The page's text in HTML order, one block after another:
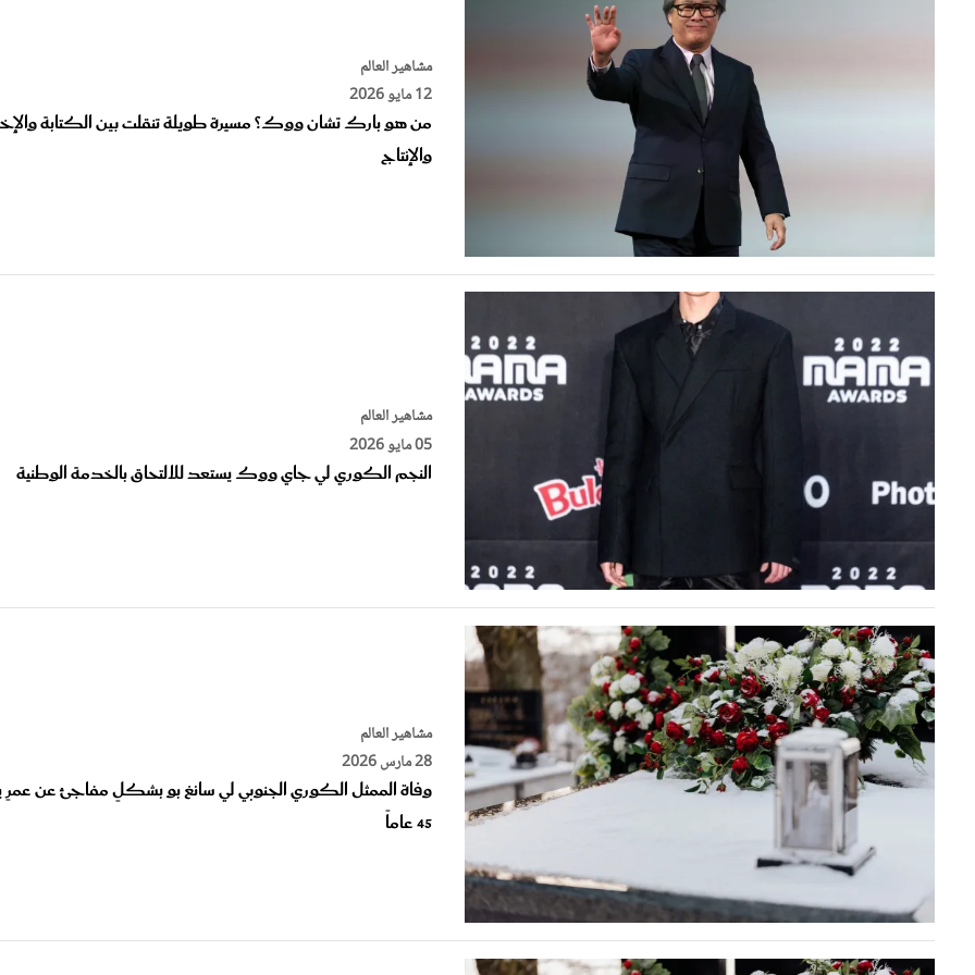
12 مايو 2026
من هو بارك تشان ووك؟ مسيرة طويلة تنقلت بين الكتابة
والإنتاج
05 مايو 2026
النجم الكوري لي جاي ووك يستعد للالتحاق بالخدمة الوطنية
28 مارس 2026
وفاة الممثل الكوري الجنوبي لي سانغ بو بشكلٍ مفاجئ عن عمرٍ
45 عاماً